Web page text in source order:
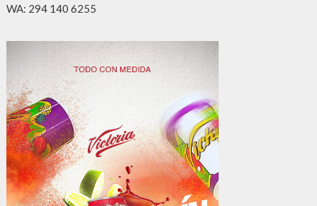
WA: 294 140 6255